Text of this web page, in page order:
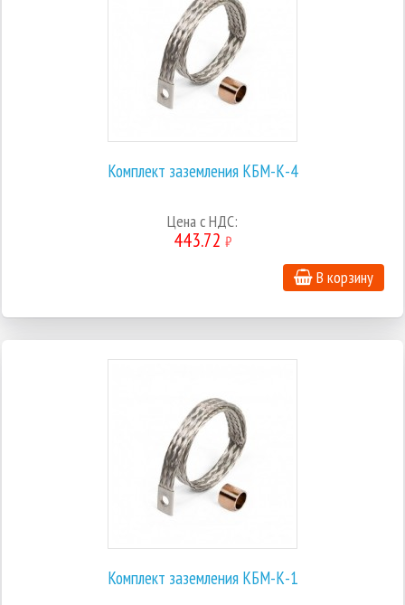
Комплект заземления КБМ-К-4
Цена с НДС:
443.72 ₽
В корзину
Комплект заземления КБМ-К-1